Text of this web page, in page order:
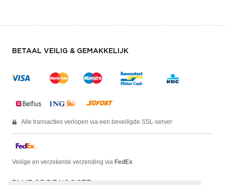
BETAAL VEILIG & GEMAKKELIJK
Alle transacties verlopen via een beveiligde SSL-server
Veilige en verzekerde verzending via FedEx
BLIJF OP DE HOOGTE